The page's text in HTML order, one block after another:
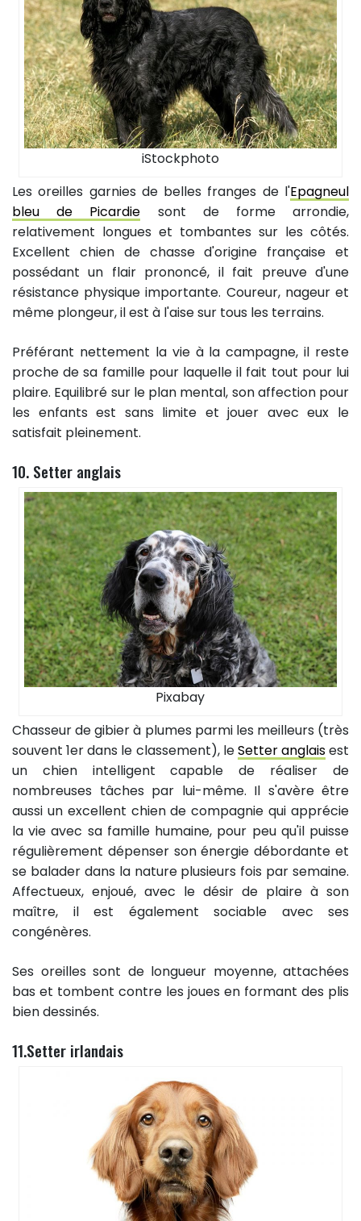
iStockphoto
Les oreilles garnies de belles franges de l'Epagneul
bleu de Picardie sont de forme arrondie,
relativement longues et tombantes sur les côtés.
Excellent chien de chasse d'origine française et
possédant un flair prononcé, il fait preuve d'une
résistance physique importante. Coureur, nageur et
même plongeur, il est à l'aise sur tous les terrains.
Préférant nettement la vie à la campagne, il reste
proche de sa famille pour laquelle il fait tout pour lui
plaire. Equilibré sur le plan mental, son affection pour
les enfants est sans limite et jouer avec eux le
satisfait pleinement.
10. Setter anglais
Pixabay
Chasseur de gibier à plumes parmi les meilleurs (très
souvent 1er dans le classement), leSetter anglaisest
un chien intelligent capable de réaliser de
nombreuses tâches par lui-même. Il s'avère être
aussi un excellent chien de compagnie qui apprécie
la vie avec sa famille humaine, pour peu qu'il puisse
régulièrement dépenser son énergie débordante et
se balader dans la nature plusieurs fois par semaine.
Affectueux, enjoué, avec le désir de plaire à son
maître, il est également sociable avec ses
congénères.
Ses oreilles sont de longueur moyenne, attachées
bas et tombent contre les joues en formant des plis
bien dessinés.
11.Setter irlandais